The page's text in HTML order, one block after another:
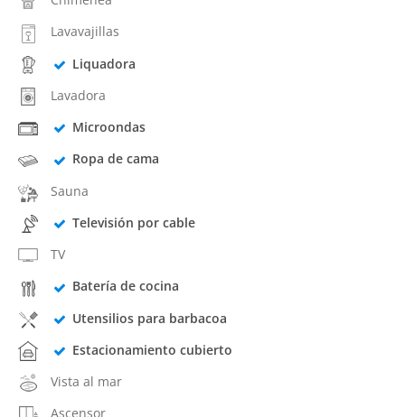
Lavavajillas
Liquadora
Lavadora
Microondas
Ropa de cama
Sauna
Televisión por cable
TV
Batería de cocina
Utensilios para barbacoa
Estacionamiento cubierto
Vista al mar
Ascensor